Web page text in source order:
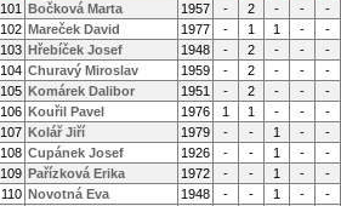
101 Bočková Marta 1957 - 2 - -
-
102 Mareček David 1977 - 1 1 -
-
103 Hřebíček Josef 1948 - 2 - -
-
104 Churavý Miroslav 1959 - 2 - -
-
105 Komárek Dalibor 1951 - 2 - -
-
106 Kouřil Pavel 1976 1 1 - -
-
107 Kolář Jiří 1979 - - 1 -
-
108 Cupánek Josef 1926 - - 1 -
-
109 Pařízková Erika 1972 - - 1 -
-
110 Novotná Eva 1948 - - 1 -
-